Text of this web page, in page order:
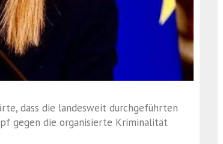
dass die landesweit durchgeführten
gegen die organisierte Kriminalität